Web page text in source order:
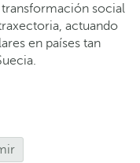
social
actuando
en países tan